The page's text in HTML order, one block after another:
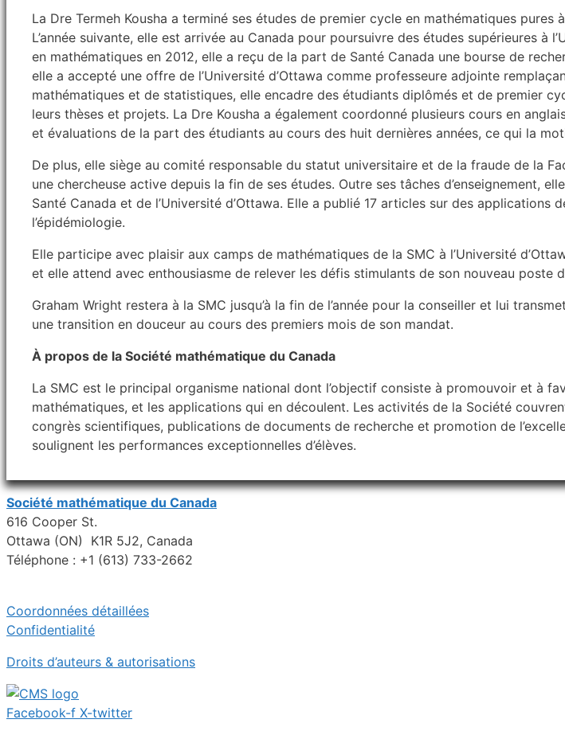
La Dre Termeh Kousha a terminé ses études de premier cycle en mathématiques pures
L’année suivante, elle est arrivée au Canada pour poursuivre des études supérieures à
en mathématiques en 2012, elle a reçu de la part de Santé Canada une bourse de
elle a accepté une offre de l’Université d’Ottawa comme professeure adjointe
mathématiques et de statistiques, elle encadre des étudiants diplômés et de premier
leurs thèses et projets. La Dre Kousha a également coordonné plusieurs cours en
et évaluations de la part des étudiants au cours des huit dernières années, ce qui la
De plus, elle siège au comité responsable du statut universitaire et de la fraude de la
une chercheuse active depuis la fin de ses études. Outre ses tâches d’enseignement,
Santé Canada et de l’Université d’Ottawa. Elle a publié 17 articles sur des applications
l’épidémiologie.
Elle participe avec plaisir aux camps de mathématiques de la SMC à l’Université
et elle attend avec enthousiasme de relever les défis stimulants de son nouveau poste
Graham Wright restera à la SMC jusqu’à la fin de l’année pour la conseiller et lui
une transition en douceur au cours des premiers mois de son mandat.
À propos de la Société mathématique du Canada
La SMC est le principal organisme national dont l’objectif consiste à promouvoir et à
mathématiques, et les applications qui en découlent. Les activités de la Société
congrès scientifiques, publications de documents de recherche et promotion de
soulignent les performances exceptionnelles d’élèves.
Société mathématique du Canada
616 Cooper St.
Ottawa (ON) K1R 5J2, Canada
Téléphone : +1 (613) 733-2662
Coordonnées détaillées
Confidentialité
Droits d’auteurs & autorisations
Facebook-f X-twitter